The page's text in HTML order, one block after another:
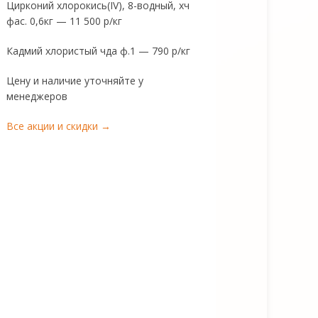
Цирконий хлорокись(IV), 8-водный, хч
фас. 0,6кг — 11 500 р/кг
Кадмий хлористый чда ф.1 — 790 р/кг
Цену и наличие уточняйте у
менеджеров
Все акции и скидки →